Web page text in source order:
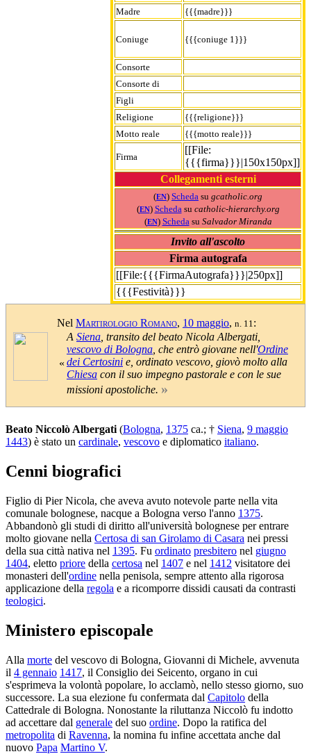
Madre {{{madre}}}
Coniuge {{{coniuge 1}}}
Consorte
Consorte di
Figli
Religione
{{{religione}}}
Motto reale
{{{motto reale}}}
Firma
[[File:
{{{firma}}}|150x150px]]
Collegamenti esterni
(EN) Scheda su gcatholic.org
(EN) Scheda su catholic-hierarchy.org
(EN) Scheda su Salvador Miranda
Invito all'ascolto
Firma autografa
[[File:{{{FirmaAutografa}}}|250px]]
{{{Festività}}}
Nel Martirologio Romano, 10 maggio, n. 11 :
«
A Siena , transito del beato Nicola Albergati,
vescovo di Bologna , che entrò giovane nell'Ordine
dei Certosini e, ordinato vescovo, giovò molto alla
Chiesa con il suo impegno pastorale e con le sue
missioni apostoliche. »
Beato Niccolò Albergati (Bologna, 1375 ca.; † Siena, 9 maggio
1443) è stato un cardinale, vescovo e diplomatico italiano.
Cenni biografici
Figlio di Pier Nicola, che aveva avuto notevole parte nella vita
comunale bolognese, nacque a Bologna verso l'anno 1375.
Abbandonò gli studi di diritto all'università bolognese per entrare
molto giovane nella Certosa di san Girolamo di Casara nei pressi
della sua città nativa nel 1395. Fu ordinato presbitero nel giugno
1404, eletto priore della certosa nel 1407 e nel 1412 visitatore dei
monasteri dell'ordine nella penisola, sempre attento alla rigorosa
applicazione della regola e a ricomporre dissidi causati da contrasti
teologici.
Ministero episcopale
Alla morte del vescovo di Bologna, Giovanni di Michele, avvenuta
il 4 gennaio 1417, il Consiglio dei Seicento, organo in cui
s'esprimeva la volontà popolare, lo acclamò, nello stesso giorno, suo
successore. La sua elezione fu confermata dal Capitolo della
Cattedrale di Bologna. Nonostante la riluttanza Niccolò fu indotto
ad accettare dal generale del suo ordine. Dopo la ratifica del
metropolita di Ravenna, la nomina fu infine accettata anche dal
nuovo Papa Martino V.